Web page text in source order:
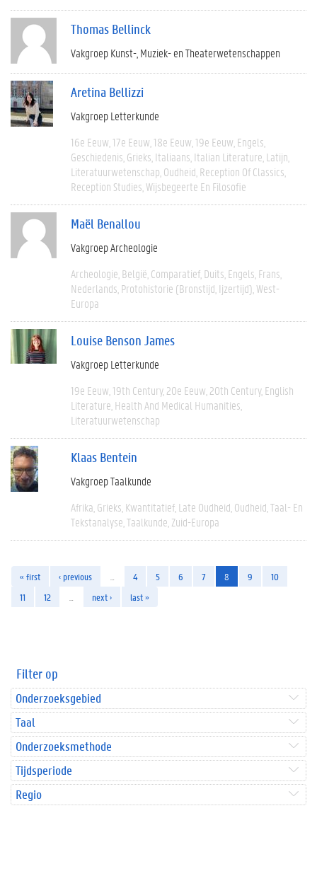
Thomas Bellinck
Vakgroep Kunst-, Muziek- en Theaterwetenschappen
Aretina Bellizzi
Vakgroep Letterkunde
16e Eeuw 17e Eeuw 18e Eeuw 19e Eeuw Engels
Geschiedenis Grieks Italiaans Italian Literature Latijn
Literatuurwetenschap Oudheid Reception Of Classics
Reception Studies Wijsbegeerte En Filosofie
Maël Benallou
Vakgroep Archeologie
Archeologie België Comparatief Duits Engels Frans
Nederlands Protohistorie (bronstijd, Ijzertijd) West-
Europa
Louise Benson James
Vakgroep Letterkunde
19e Eeuw 19th Century 20e Eeuw 20th Century English
Literature Health And Medical Humanities
Literatuurwetenschap
Klaas Bentein
Vakgroep Taalkunde
Afrika Grieks Kwantitatief Late Oudheid Oudheid Taal- En
Tekstanalyse Taalkunde Zuid-Europa
« first ‹ previous 4 5 6 7 8 9
10
11
12 next › last »
Filter op
Onderzoeksgebied
Taal
Onderzoeksmethode
Tijdsperiode
Regio